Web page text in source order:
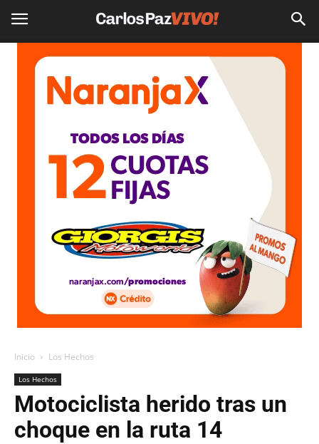
Inicio Los Hechos
Los Hechos
Motociclista herido tras un
choque en la ruta 14